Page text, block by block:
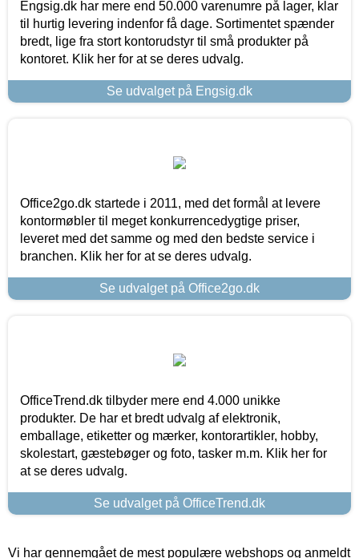
Engsig.dk har mere end 50.000 varenumre på lager, klar
til hurtig levering indenfor få dage. Sortimentet spænder
bredt, lige fra stort kontorudstyr til små produkter på
kontoret. Klik her for at se deres udvalg.
Se udvalget på Engsig.dk
Office2go.dk startede i 2011, med det formål at levere
kontormøbler til meget konkurrencedygtige priser,
leveret med det samme og med den bedste service i
branchen. Klik her for at se deres udvalg.
Se udvalget på Office2go.dk
OfficeTrend.dk tilbyder mere end 4.000 unikke
produkter. De har et bredt udvalg af elektronik,
emballage, etiketter og mærker, kontorartikler, hobby,
skolestart, gæstebøger og foto, tasker m.m. Klik her for
at se deres udvalg.
Se udvalget på OfficeTrend.dk
Vi har gennemgået de mest populære webshops og anmeldt